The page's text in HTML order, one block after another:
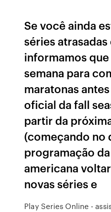
Se você ainda
séries atrasadas
informamos
semana para
maratonas
oficial da fall
partir da
(começando no
programação
americana
novas séries e
Play Series Online -